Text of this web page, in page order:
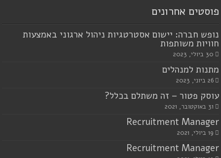
פוסטים אחרונים
נופש חברה: יישום אסטרטגיות ניהול ארגוני באמצעות
חוויות משותפות
30 ביולי, 2023
מתנות למנהלים
26 ביוני, 2023
עוסק פטור – זה משתלם בכלל?
31 באוקטובר, 2021
Recruitment Manager
19 ביולי, 2021
Recruitment Manager